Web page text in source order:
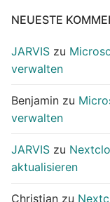
NEUESTE
JARVIS zu
verwalten
Benjamin zu
verwalten
JARVIS zu
aktualisieren
Christian zu